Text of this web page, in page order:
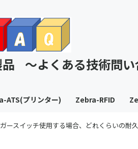
～よくある技術問い
ATS(プリンター) Zebra-RFID
ースイッチ使用する場合、どれくらいの耐